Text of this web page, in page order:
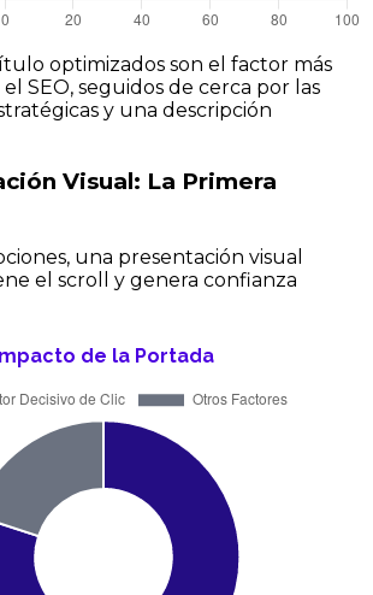
optimizados son el factor más
SEO, seguidos de cerca por las
y una descripción
Visual: La Primera
una presentación visual
el scroll y genera confianza